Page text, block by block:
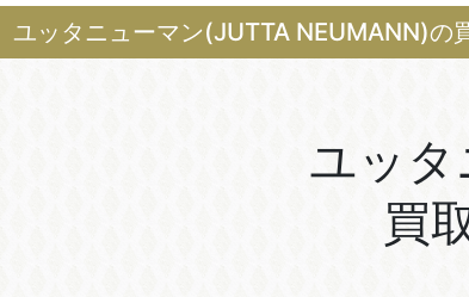
ユッタニューマン(JUTTA NEUMANN)の
ユッタ
買